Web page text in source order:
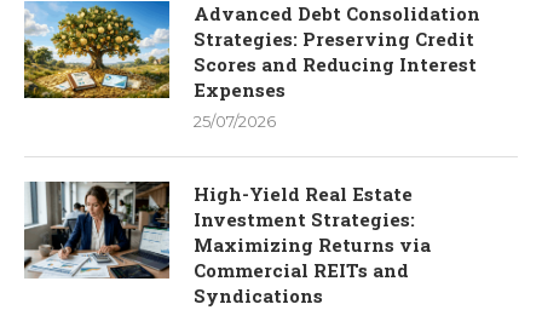
Advanced Debt Consolidation
Strategies: Preserving Credit
Scores and Reducing Interest
Expenses
25/07/2026
High-Yield Real Estate
Investment Strategies:
Maximizing Returns via
Commercial REITs and
Syndications